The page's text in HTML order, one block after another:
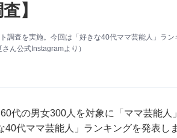
】
調査を実施。今回は「好きな40代ママ芸能人」ラ
ん公式Instagramより）
代の男女300人を対象に「ママ芸能人
代ママ芸能人」ランキングを発表し